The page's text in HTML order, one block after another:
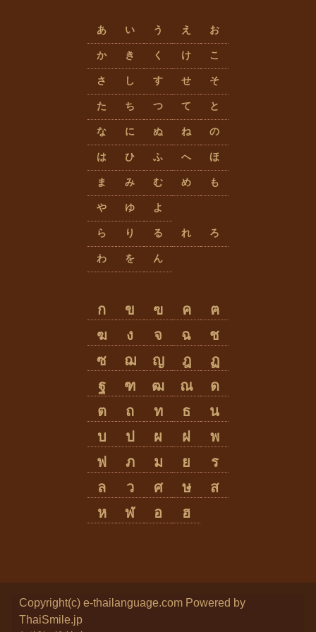
あ い う え お
か き く け こ
さ し す せ そ
た ち つ て と
な に ぬ ね の
は ひ ふ へ ほ
ま み む め も
や ゆ よ
ら り る れ ろ
わ を ん
ก ข ฃ ค
ฅ
ฆ
ง จ ฉ
ช
ซ
ฌ ญ ฎ
ฏ
ฐ
ฑ ฒ ณ
ด
ต
ถ ท ธ
น
บ
ป ผ ฝ
พ
ฟ
ภ ม ย
ร
ล
ว ศ ษ
ส
ห
ฬ อ ฮ
Copyright(c) e-thailanguage.com Powered by
ThaiSmile.jp